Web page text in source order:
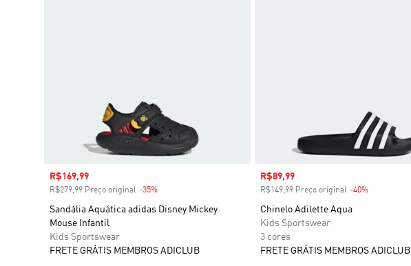
Preço com desconto
R$169,99
R$279,99 Preço original -35%
Sandália Aquática adidas Disney Mickey
Mouse Infantil
Kids Sportswear
FRETE GRÁTIS MEMBROS ADICLUB
Preço com desconto
R$89,99
R$149,99 Preço original -40%Desconto
Chinelo Adilette Aqua
Kids Sportswear
3 cores
FRETE GRÁTIS MEMBROS ADICLUB